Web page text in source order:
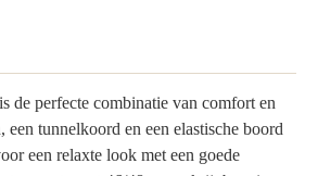
de perfecte combinatie van comfort en
een tunnelkoord en een elastische boord
een relaxte look met een goede